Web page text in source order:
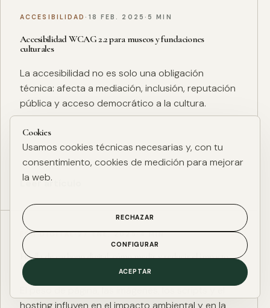
ACCESIBILIDAD · 18 FEB. 2025 · 5 MIN
Accesibilidad WCAG 2.2 para museos y fundaciones
culturales
La accesibilidad no es solo una obligación
técnica: afecta a mediación, inclusión, reputación
pública y acceso democrático a la cultura.
Leer artículo
ESG DIGITAL·27 ENE. 2025·4 MIN
Huella de carbono digital: cómo medir y reducir el impacto
ESG de una web
El peso de página, las imágenes, los scripts y el
hosting influyen en el impacto ambiental y en la
Cookies
Usamos cookies técnicas necesarias y, con tu
consentimiento, cookies de medición para mejorar
la web.
RECHAZAR
CONFIGURAR
ACEPTAR